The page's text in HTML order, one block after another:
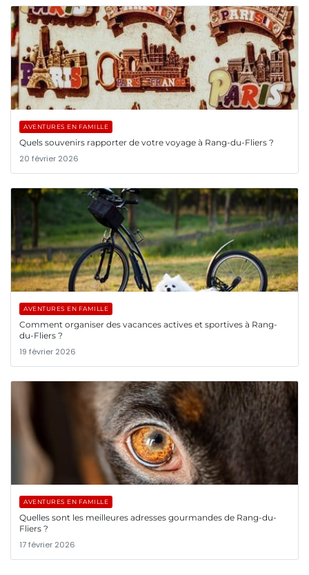
AVENTURES EN FAMILLE
Quels souvenirs rapporter de votre voyage à Rang-du-Fliers ?
20 février 2026
AVENTURES EN FAMILLE
Comment organiser des vacances actives et sportives à Rang-
du-Fliers ?
19 février 2026
AVENTURES EN FAMILLE
Quelles sont les meilleures adresses gourmandes de Rang-du-
Fliers ?
17 février 2026